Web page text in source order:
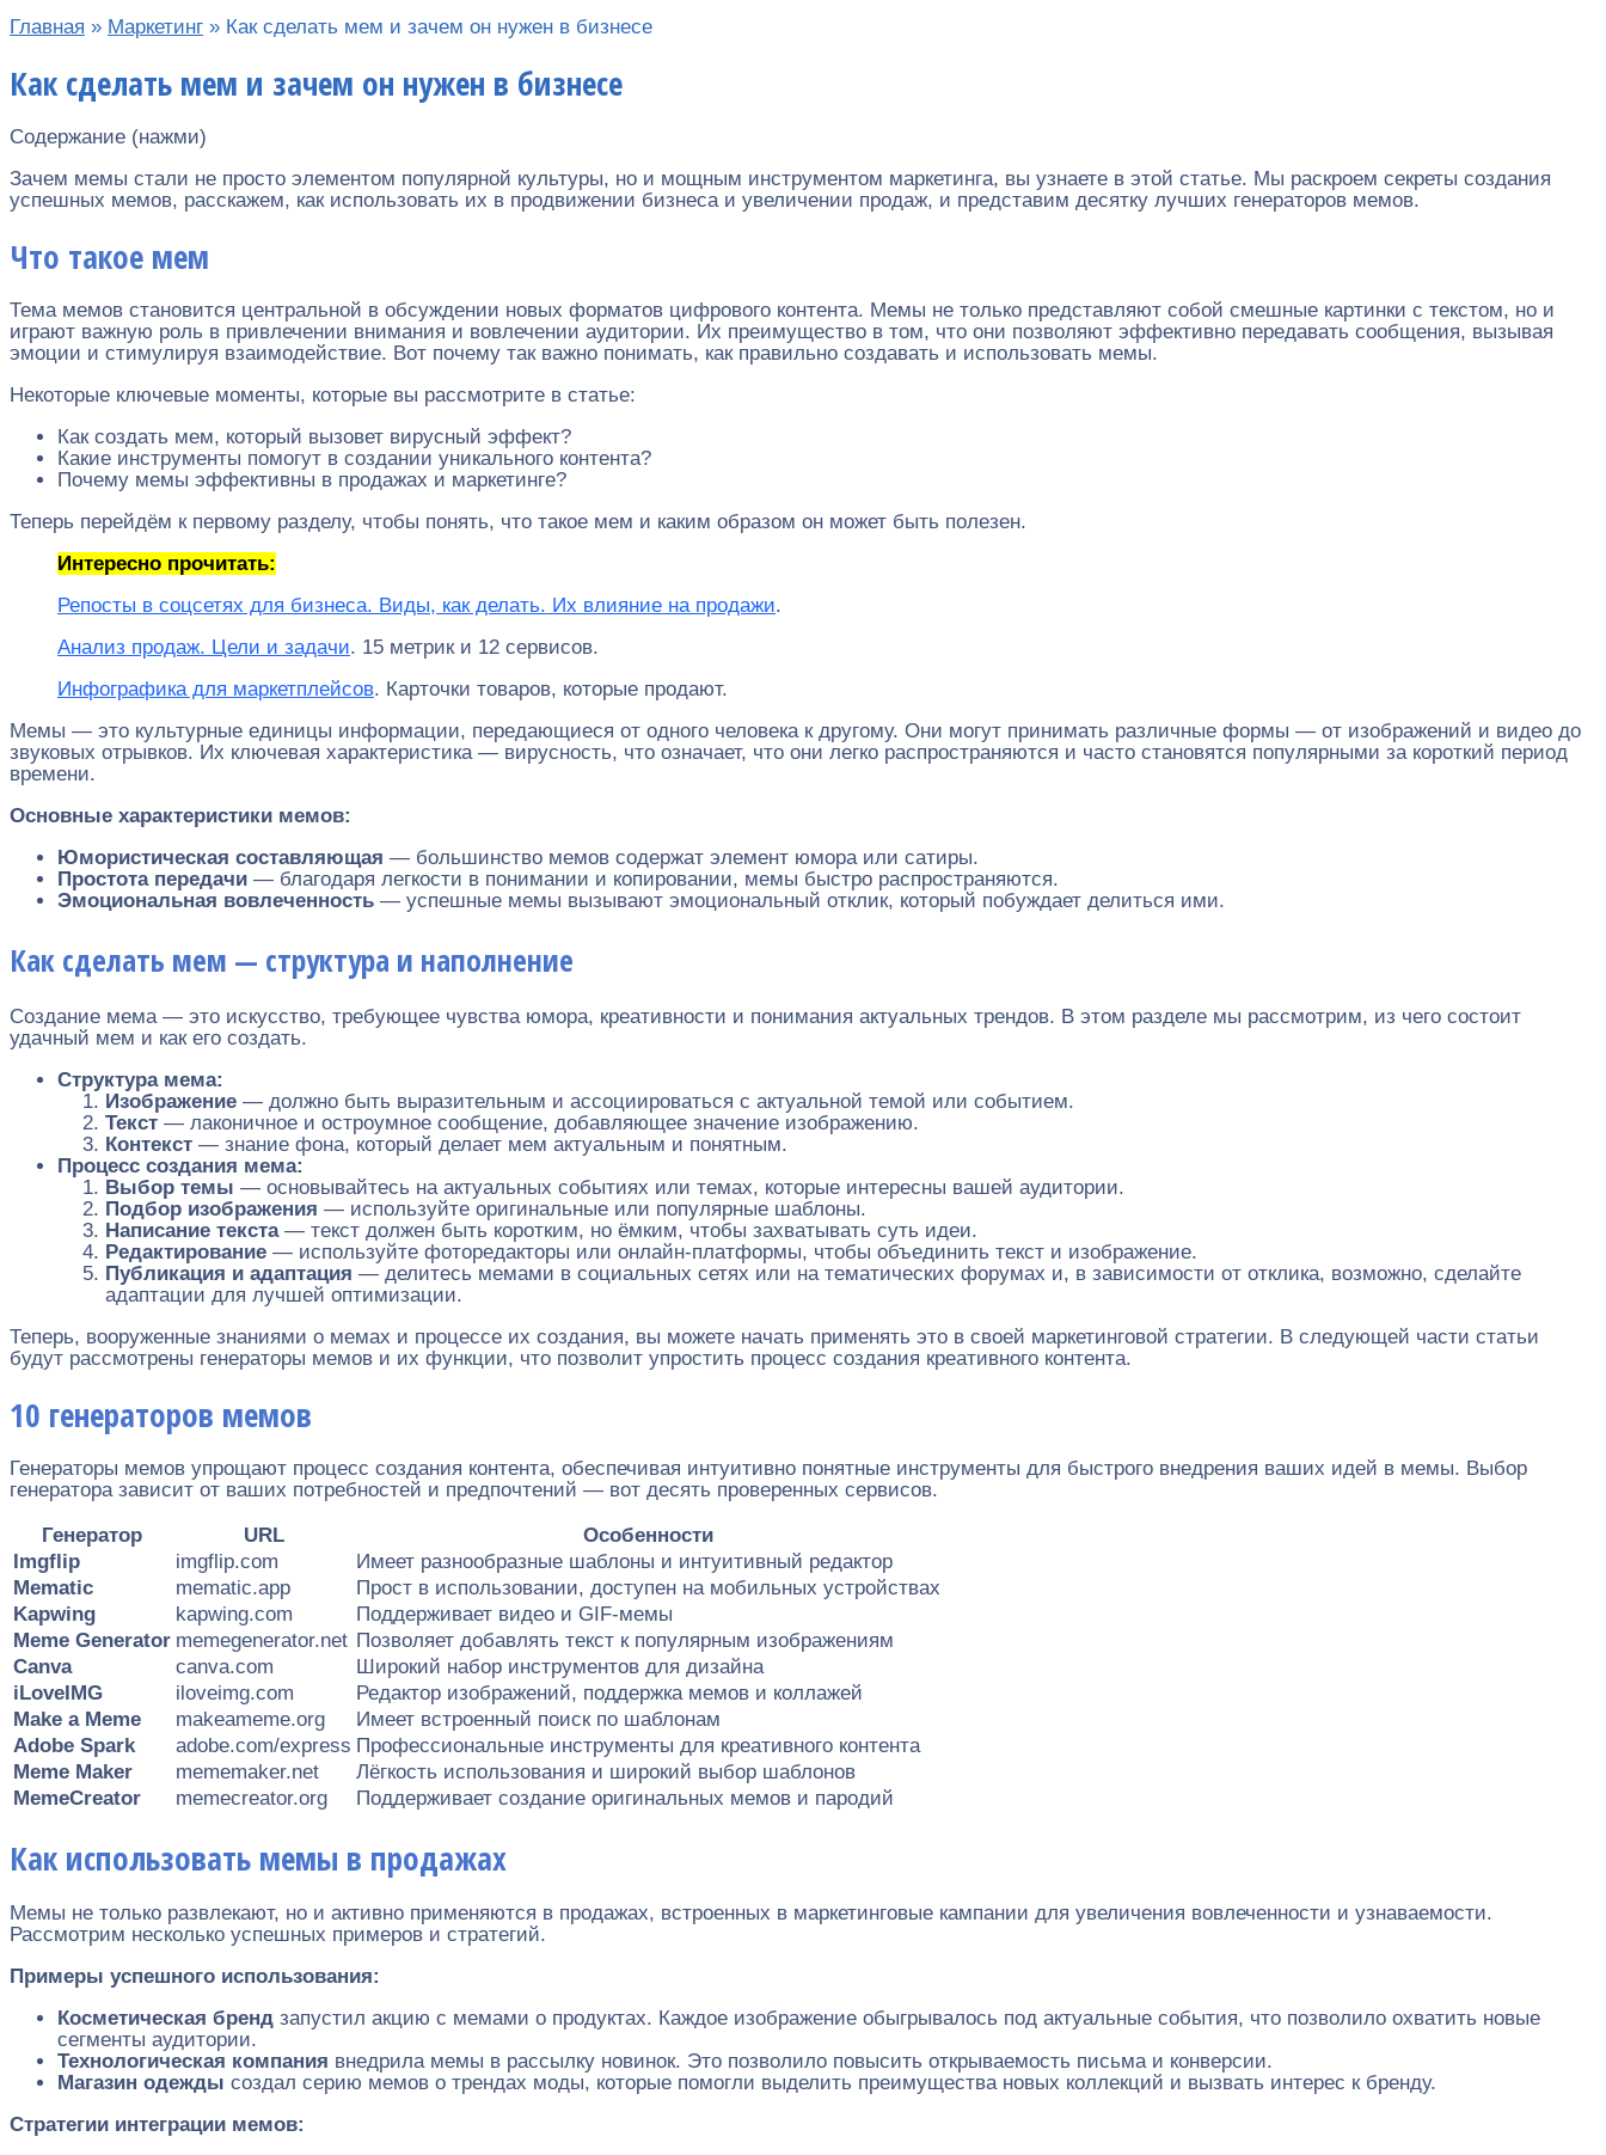
Главная » Маркетинг » Как сделать мем и зачем он нужен в бизнесе
Как сделать мем и зачем он нужен в бизнесе
Содержание (нажми)
Зачем мемы стали не просто элементом популярной культуры, но и мощным инструментом маркетинга, вы узнаете в этой статье. Мы раскроем секреты создания
успешных мемов, расскажем, как использовать их в продвижении бизнеса и увеличении продаж, и представим десятку лучших генераторов мемов.
Что такое мем
Тема мемов становится центральной в обсуждении новых форматов цифрового контента. Мемы не только представляют собой смешные картинки с текстом, но и
играют важную роль в привлечении внимания и вовлечении аудитории. Их преимущество в том, что они позволяют эффективно передавать сообщения, вызывая
эмоции и стимулируя взаимодействие. Вот почему так важно понимать, как правильно создавать и использовать мемы.
Некоторые ключевые моменты, которые вы рассмотрите в статье:
Как создать мем, который вызовет вирусный эффект?
Какие инструменты помогут в создании уникального контента?
Почему мемы эффективны в продажах и маркетинге?
Теперь перейдём к первому разделу, чтобы понять, что такое мем и каким образом он может быть полезен.
Интересно прочитать:
Репосты в соцсетях для бизнеса. Виды, как делать. Их влияние на продажи.
Анализ продаж. Цели и задачи. 15 метрик и 12 сервисов.
Инфографика для маркетплейсов. Карточки товаров, которые продают.
Мемы — это культурные единицы информации, передающиеся от одного человека к другому. Они могут принимать различные формы — от изображений и видео до
звуковых отрывков. Их ключевая характеристика — вирусность, что означает, что они легко распространяются и часто становятся популярными за короткий период
времени.
Основные характеристики мемов:
Юмористическая составляющая — большинство мемов содержат элемент юмора или сатиры.
Простота передачи — благодаря легкости в понимании и копировании, мемы быстро распространяются.
Эмоциональная вовлеченность — успешные мемы вызывают эмоциональный отклик, который побуждает делиться ими.
Как сделать мем — структура и наполнение
Создание мема — это искусство, требующее чувства юмора, креативности и понимания актуальных трендов. В этом разделе мы рассмотрим, из чего состоит
удачный мем и как его создать.
Структура мема:
Изображение — должно быть выразительным и ассоциироваться с актуальной темой или событием.
Текст — лаконичное и остроумное сообщение, добавляющее значение изображению.
Контекст — знание фона, который делает мем актуальным и понятным.
Процесс создания мема:
Выбор темы — основывайтесь на актуальных событиях или темах, которые интересны вашей аудитории.
Подбор изображения — используйте оригинальные или популярные шаблоны.
Написание текста— текст должен быть коротким, но ёмким, чтобы захватывать суть идеи.
Редактирование — используйте фоторедакторы или онлайн-платформы, чтобы объединить текст и изображение.
Публикация и адаптация — делитесь мемами в социальных сетях или на тематических форумах и, в зависимости от отклика, возможно, сделайте
адаптации для лучшей оптимизации.
Теперь, вооруженные знаниями о мемах и процессе их создания, вы можете начать применять это в своей маркетинговой стратегии. В следующей части статьи
будут рассмотрены генераторы мемов и их функции, что позволит упростить процесс создания креативного контента.
10 генераторов мемов
Генераторы мемов упрощают процесс создания контента, обеспечивая интуитивно понятные инструменты для быстрого внедрения ваших идей в мемы. Выбор
генератора зависит от ваших потребностей и предпочтений — вот десять проверенных сервисов.
Генератор
URL
Особенности
Imgflip
imgflip.com
Имеет разнообразные шаблоны и интуитивный редактор
Mematic
mematic.app
Прост в использовании, доступен на мобильных устройствах
Kapwing
kapwing.com
Поддерживает видео и GIF-мемы
Meme Generator memegenerator.net Позволяет добавлять текст к популярным изображениям
Canva
canva.com
Широкий набор инструментов для дизайна
iLoveIMG
iloveimg.com
Редактор изображений, поддержка мемов и коллажей
Make a Meme
makeameme.org
Имеет встроенный поиск по шаблонам
Adobe Spark
adobe.com/express Профессиональные инструменты для креативного контента
Meme Maker
mememaker.net
Лёгкость использования и широкий выбор шаблонов
MemeCreator
memecreator.org Поддерживает создание оригинальных мемов и пародий
Как использовать мемы в продажах
Мемы не только развлекают, но и активно применяются в продажах, встроенных в маркетинговые кампании для увеличения вовлеченности и узнаваемости.
Рассмотрим несколько успешных примеров и стратегий.
Примеры успешного использования:
Косметическая бренд запустил акцию с мемами о продуктах. Каждое изображение обыгрывалось под актуальные события, что позволило охватить новые
сегменты аудитории.
Технологическая компания внедрила мемы в рассылку новинок. Это позволило повысить открываемость письма и конверсии.
Магазин одежды создал серию мемов о трендах моды, которые помогли выделить преимущества новых коллекций и вызвать интерес к бренду.
Стратегии интеграции мемов: